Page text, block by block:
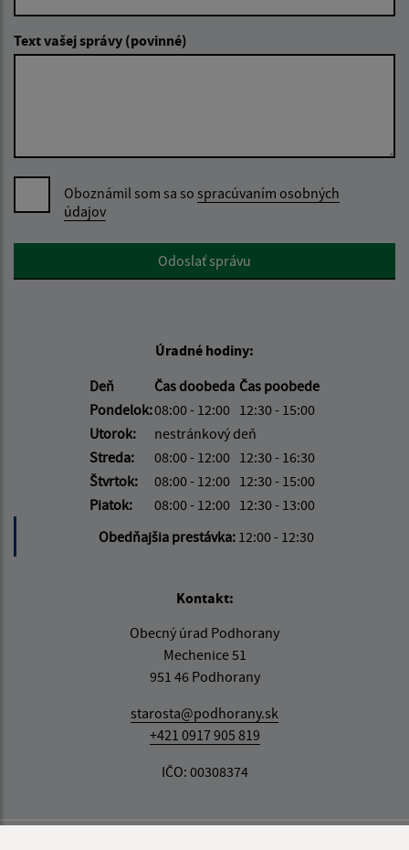
Text vašej správy (povinné)
Oboznámil som sa so spracúvaním osobných
údajov
Google reCaptcha ResponseOdoslať správu
Úradné hodiny:
Deň
Čas doobeda Čas poobede
Pondelok:08:00 - 12:00 12:30 - 15:00
Utorok:
nestránkový deň
Streda:
08:00 - 12:00 12:30 - 16:30
Štvrtok:
08:00 - 12:00 12:30 - 15:00
Piatok:
08:00 - 12:00 12:30 - 13:00
Obedňajšia prestávka: 12:00 - 12:30
Kontakt:
Obecný úrad Podhorany
Mechenice 51
951 46 Podhorany
starosta@podhorany.sk
+421 0917 905 819
IČO: 00308374